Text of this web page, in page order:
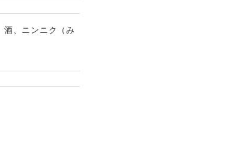
、ニンニク（み